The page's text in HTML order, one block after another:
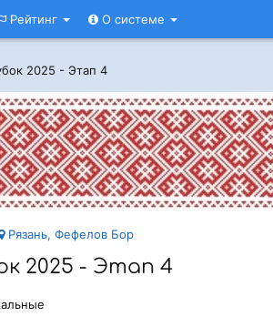
Рейтинг О системе
2025 - Этап 4
Рязань, Фефелов Бор
2025 - Этап 4